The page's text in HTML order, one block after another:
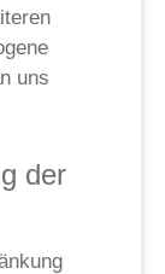
uns
der